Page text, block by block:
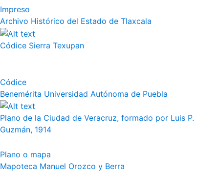
Impreso
Archivo Histórico del Estado de Tlaxcala
Códice Sierra Texupan
Códice
Benemérita Universidad Autónoma de Puebla
Plano de la Ciudad de Veracruz, formado por Luis P.
Guzmán, 1914
Plano o mapa
Mapoteca Manuel Orozco y Berra